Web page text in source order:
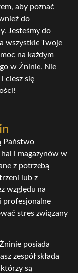
aby poznać
do
Jesteśmy do
wszystkie Twoje
na każdym
w Żninie. Nie
ciesz się
Państwo
i magazynów w
z potrzebą
lub z
względu na
profesjonalne
stres związany
posiada
zespół składa
są